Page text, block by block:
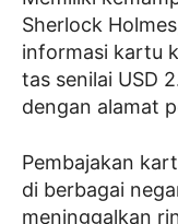
Sherlock
informasi kartu
tas senilai USD
dengan alamat
Pembajakan
di berbagai
meninggalkan